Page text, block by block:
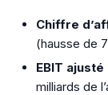
Chiffre
(hausse de
EBIT ajusté
milliards de